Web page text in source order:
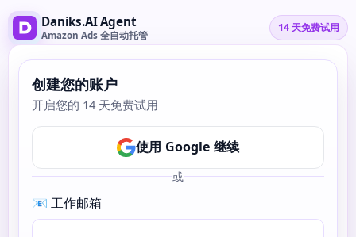
Daniks.AI Agent
Amazon Ads 全自动托管
14 天免费试用
创建您的账户
开启您的 14 天免费试用
使用 Google 继续
或
📧 工作邮箱